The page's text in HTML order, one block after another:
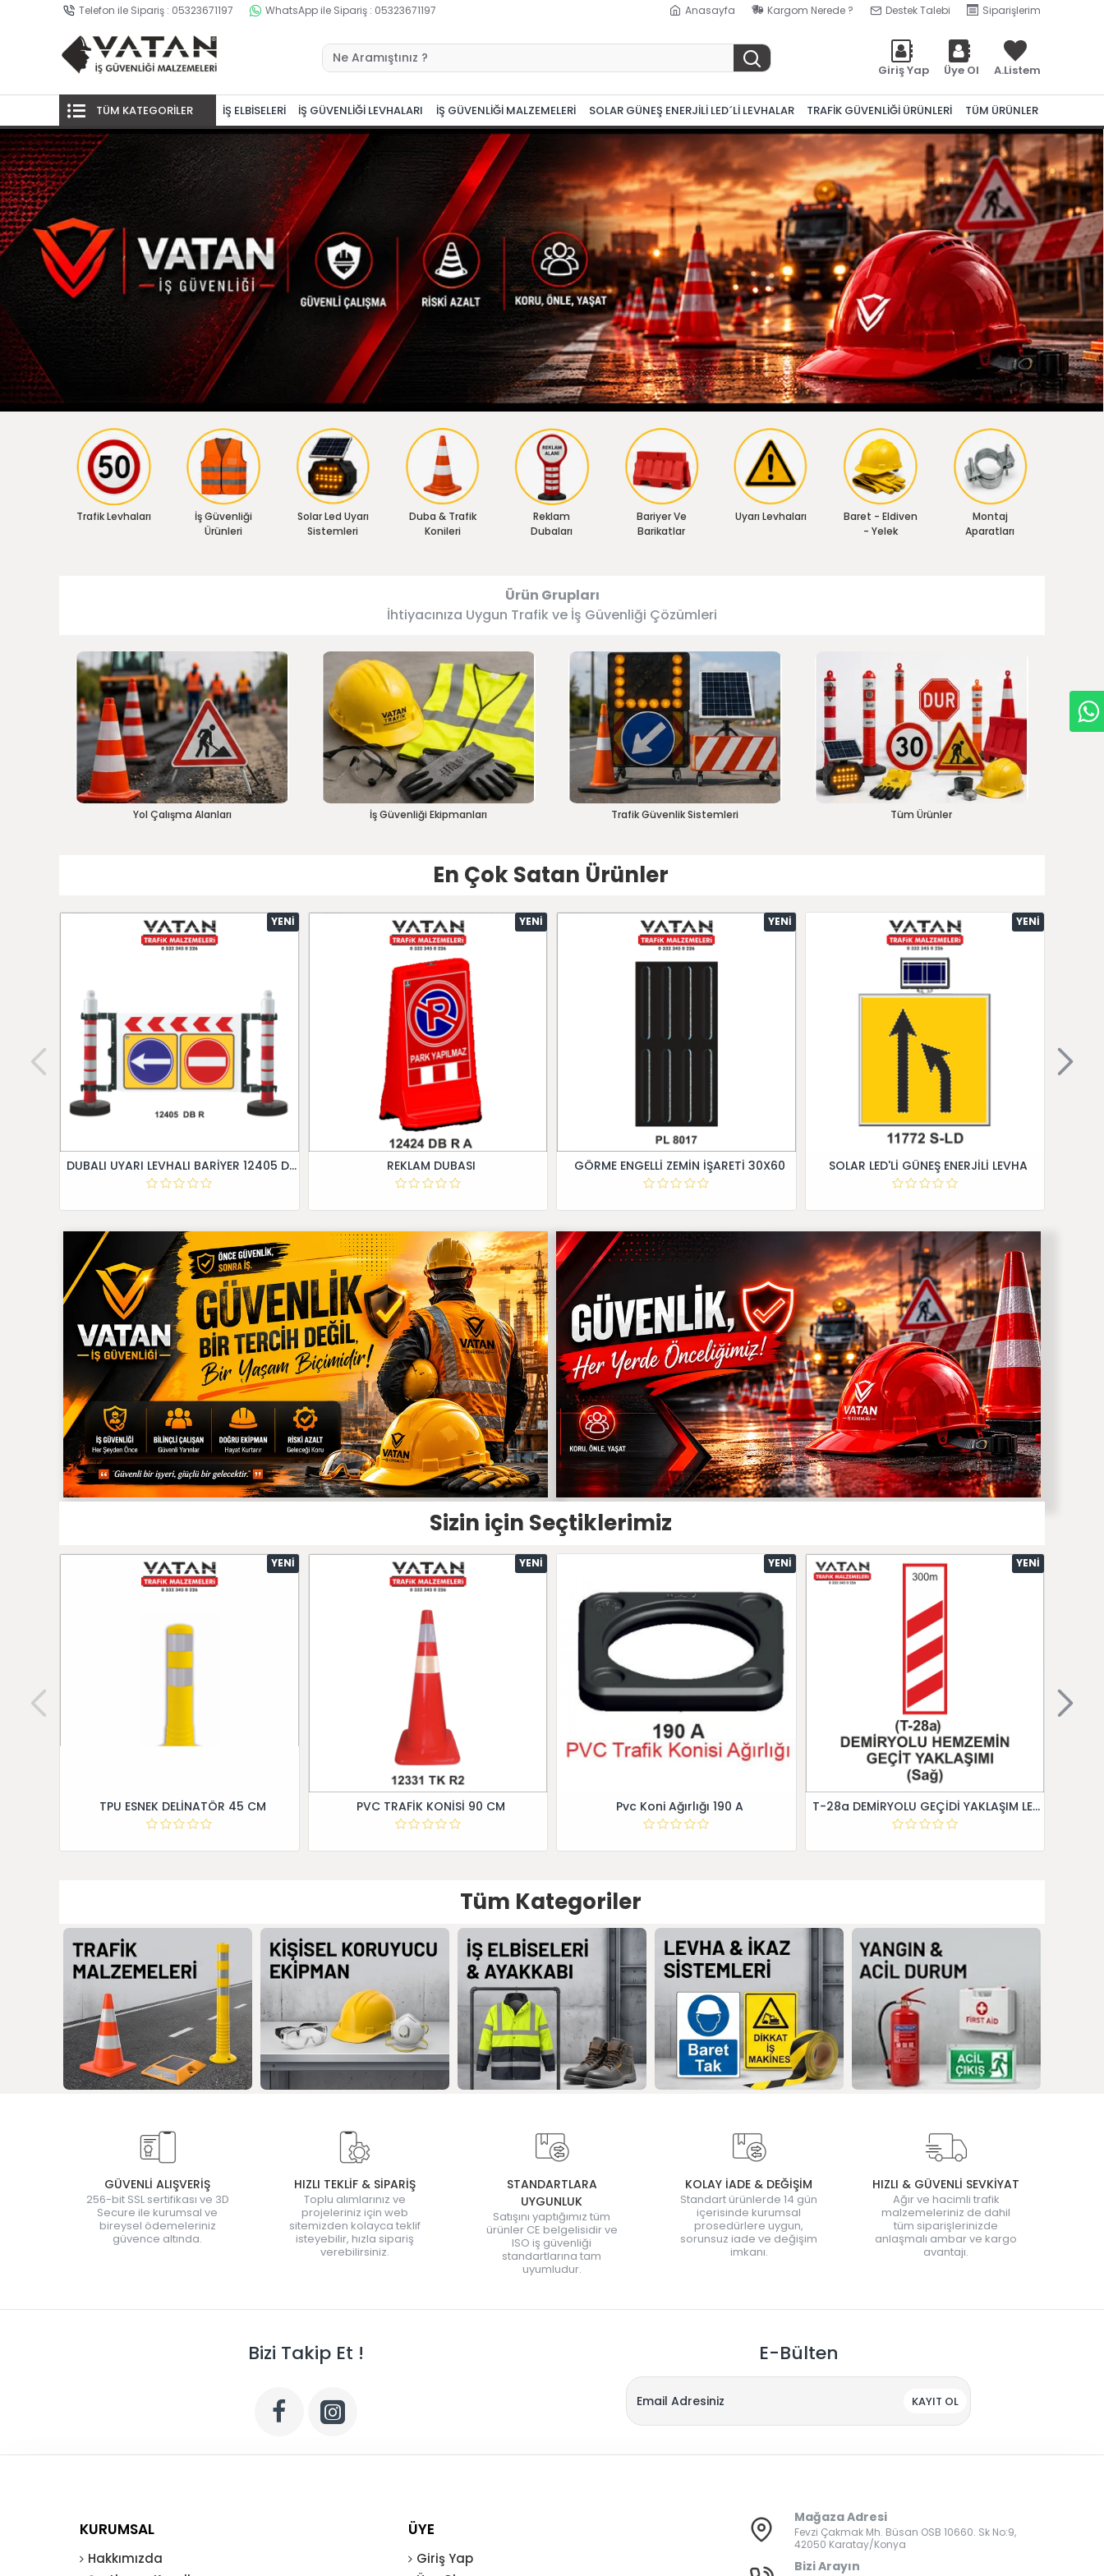
Telefon ile Sipariş : 05323671197 WhatsApp ile Sipariş : 05323671197 Anasayfa Kargom Nerede ? Destek Talebi Siparişlerim
Giriş Yap Üye Ol A.Listem
TÜM KATEGORİLER İŞ ELBİSELERİ İŞ GÜVENLİĞİ LEVHALARI İŞ GÜVENLİĞİ MALZEMELERİ SOLAR GÜNEŞ ENERJİLİ LED´Lİ LEVHALAR TRAFİK GÜVENLİĞİ ÜRÜNLERİ TÜM ÜRÜNLER
Trafik Levhaları
İş Güvenliği
Ürünleri
Solar Led Uyarı
Sistemleri
Duba & Trafik
Konileri
Reklam
Dubaları
Bariyer Ve
Barikatlar
Uyarı Levhaları
Baret - Eldiven
- Yelek
Montaj
Aparatları
Ürün Grupları
İhtiyacınıza Uygun Trafik ve İş Güvenliği Çözümleri
Yol Çalışma Alanları İş Güvenliği Ekipmanları Trafik Güvenlik Sistemleri Tüm Ürünler
En Çok Satan Ürünler
YENI
DUBALI UYARI LEVHALI BARİYER 12405 DB R
YENI
REKLAM DUBASI
YENI
GÖRME ENGELLİ ZEMİN İŞARETİ 30X60
YENI
SOLAR LED'Lİ GÜNEŞ ENERJİLİ LEVHA
Sizin için Seçtiklerimiz
YENI
TPU ESNEK DELİNATÖR 45 CM
YENI
PVC TRAFİK KONİSİ 90 CM
YENI
Pvc Koni Ağırlığı 190 A
YENI
T-28a DEMİRYOLU GEÇİDİ YAKLAŞIM LEVHALARI (Sağ)
Tüm Kategoriler
GÜVENLİ ALIŞVERİŞ
256-bit SSL sertifikası ve 3D
Secure ile kurumsal ve
bireysel ödemeleriniz
güvence altında.
HIZLI TEKLİF & SİPARİŞ
Toplu alımlarınız ve
projeleriniz için web
sitemizden kolayca teklif
isteyebilir, hızla sipariş
verebilirsiniz.
STANDARTLARA
UYGUNLUK
Satışını yaptığımız tüm
ürünler CE belgelisidir ve
ISO iş güvenliği
standartlarına tam
uyumludur.
KOLAY İADE & DEĞİŞİM
Standart ürünlerde 14 gün
içerisinde kurumsal
prosedürlere uygun,
sorunsuz iade ve değişim
imkanı.
HIZLI & GÜVENLİ SEVKİYAT
Ağır ve hacimli trafik
malzemeleriniz de dahil
tüm siparişlerinizde
anlaşmalı ambar ve kargo
avantajı.
Bizi Takip Et ! E-Bülten
KAYIT OL
KURUMSAL
Hakkımızda
ÜYE
Giriş Yap
Mağaza Adresi
Fevzi Çakmak Mh. Büsan OSB 10660. Sk No:9,
42050 Karatay/Konya
Bizi Arayın